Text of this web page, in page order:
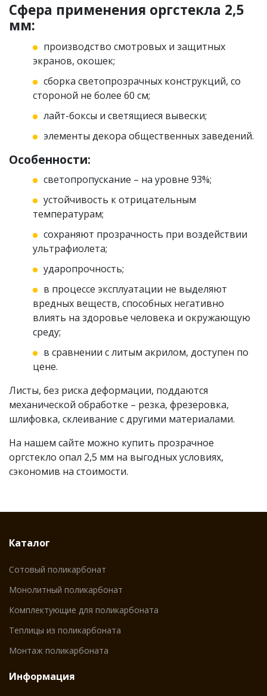
Сфера применения оргстекла 2,5
мм:
производство смотровых и защитных
экранов, окошек;
сборка светопрозрачных конструкций, со
стороной не более 60 см;
лайт-боксы и светящиеся вывески;
элементы декора общественных заведений.
Особенности:
светопропускание – на уровне 93%;
устойчивость к отрицательным
температурам;
сохраняют прозрачность при воздействии
ультрафиолета;
ударопрочность;
в процессе эксплуатации не выделяют
вредных веществ, способных негативно
влиять на здоровье человека и окружающую
среду;
в сравнении с литым акрилом, доступен по
цене.
Листы, без риска деформации, поддаются
механической обработке – резка, фрезеровка,
шлифовка, склеивание с другими материалами.
На нашем сайте можно купить прозрачное
оргстекло опал 2,5 мм на выгодных условиях,
сэкономив на стоимости.
Каталог
Сотовый поликарбонат
Монолитный поликарбонат
Комплектующие для поликарбоната
Теплицы из поликарбоната
Монтаж поликарбоната
Информация